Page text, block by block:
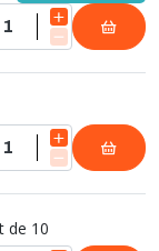
de 10